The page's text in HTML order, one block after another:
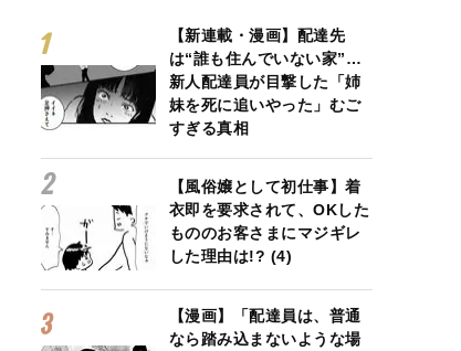
【新連載・漫画】配達先
は“誰も住んでいない家”…
新人配達員が目撃した「姉
妹を死に追いやった」むご
すぎる真相
【風俗嬢として初仕事】着
衣即を要求されて、OKした
もののお客さまにマジギレ
した理由は!? (4)
【漫画】「配達員は、普通
なら踏み込まないような場